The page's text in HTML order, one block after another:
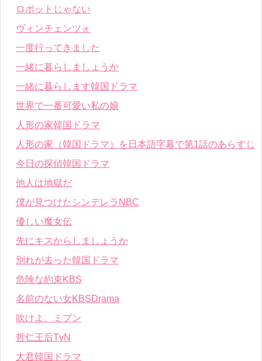
ロボットじゃない
ヴィンチェンツォ
一度行ってきました
一緒に暮らしましょうか
一緒に暮らします韓国ドラマ
世界で一番可愛い私の娘
人形の家韓国ドラマ
人形の家（韓国ドラマ）を日本語字幕で第1話のあらすじ
今日の探偵韓国ドラマ
他人は地獄だ
僕が見つけたシンデレラNBC
優しい魔女伝
先にキスからしましょうか
別れが去った韓国ドラマ
危険な約束KBS
名前のない女KBSDrama
吹けよ、ミプン
哲仁王后TvN
大君韓国ドラマ